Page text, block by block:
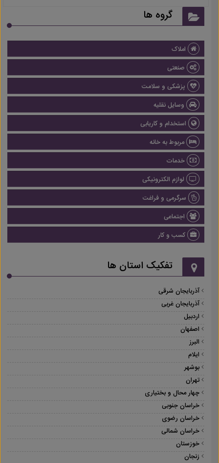
گروه ها
املاک
صنعتی
پزشکی و سلامت
وسایل نقلیه
استخدام و کاریابی
مربوط به خانه
خدمات
لوازم الکترونیکی
سرگرمی و فراغت
اجتماعی
کسب و کار
تفکیک استان ها
آذربایجان شرقی
آذربایجان غربی
اردبیل
اصفهان
البرز
ایلام
بوشهر
تهران
چهار محال و بختیاری
خراسان جنوبی
خراسان رضوی
خراسان شمالی
خوزستان
زنجان